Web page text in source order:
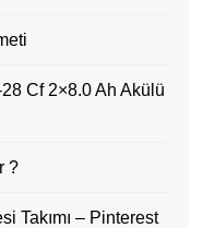
Cf 2×8.0 Ah Akülü
?
Takımı – Pinterest